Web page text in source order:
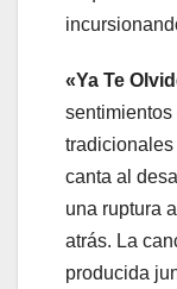
«Ya Te
canta al
una ruptura
atrás. La
producida